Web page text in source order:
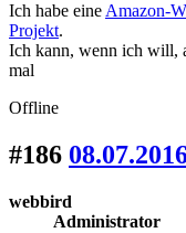
Ich habe eine Amazon-
Projekt.
Ich kann, wenn ich will,
mal
Offline
#186
webbird
Administrator